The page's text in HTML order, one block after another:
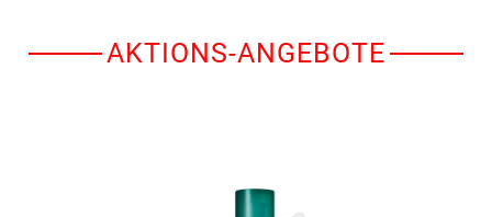
AKTIONS-ANGEBOTE